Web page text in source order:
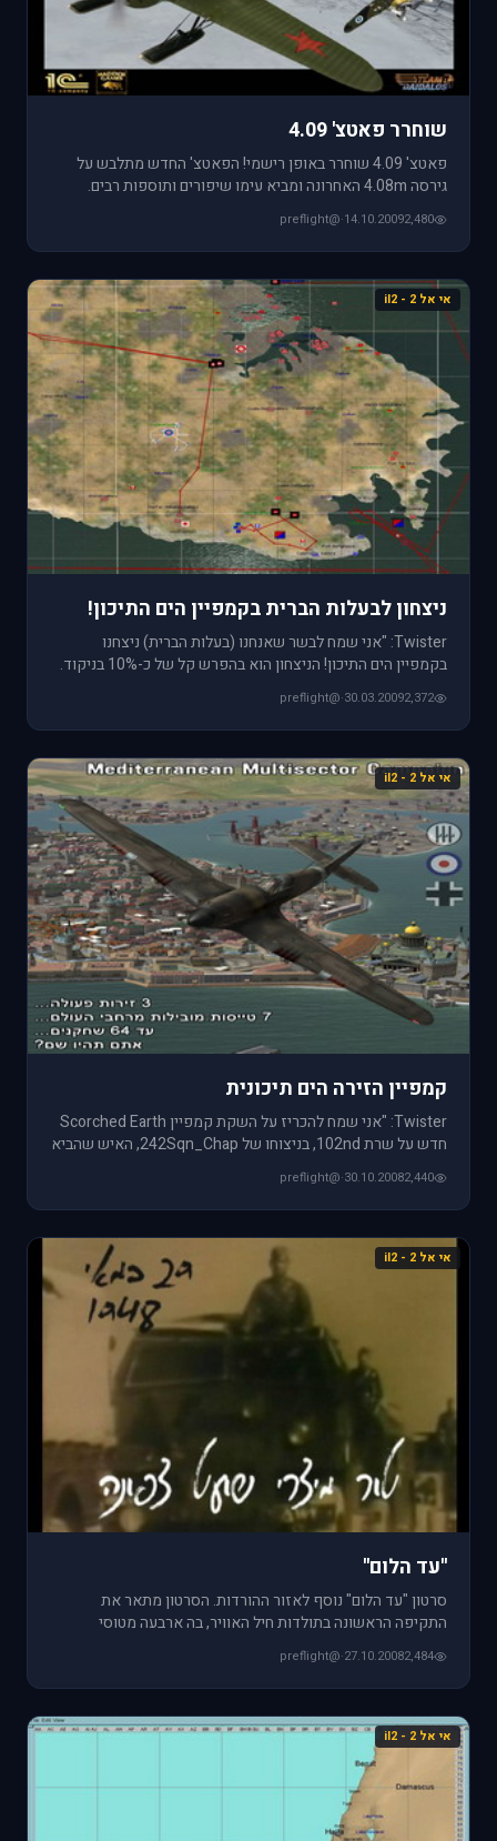
שוחרר פאטצ' 4.09
פאטצ' 4.09 שוחרר באופן רישמי! הפאטצ' החדש מתלבש על
גירסה 4.08m האחרונה ומביא עימו שיפורים ותוספות רבים.
2,480
14.10.2009
·
@preflight
אי אל 2 - il2
ניצחון לבעלות הברית בקמפיין הים התיכון!
Twister: "אני שמח לבשר שאנחנו (בעלות הברית) ניצחנו
בקמפיין הים התיכון! הניצחון הוא בהפרש קל של כ-10% בניקוד.
2,372
30.03.2009
·
@preflight
אי אל 2 - il2
קמפיין הזירה הים תיכונית
Twister: "אני שמח להכריז על השקת קמפיין Scorched Earth
חדש על שרת 102nd, בניצוחו של 242Sqn_Chap, האיש שהביא
2,440
30.10.2008
·
@preflight
אי אל 2 - il2
''עד הלום''
סרטון "עד הלום" נוסף לאזור ההורדות. הסרטון מתאר את
התקיפה הראשונה בתולדות חיל האוויר, בה ארבעה מטוסי
מסרשמיט הפציצו את ה
2,484
27.10.2008
·
@preflight
אי אל 2 - il2